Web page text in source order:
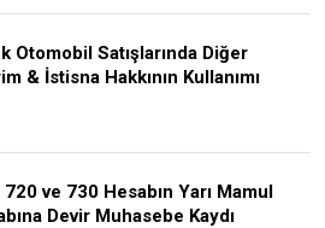
Otomobil Satışlarında Diğer
& İstisna Hakkının Kullanımı
ve 730 Hesabın Yarı Mamul
Devir Muhasebe Kaydı